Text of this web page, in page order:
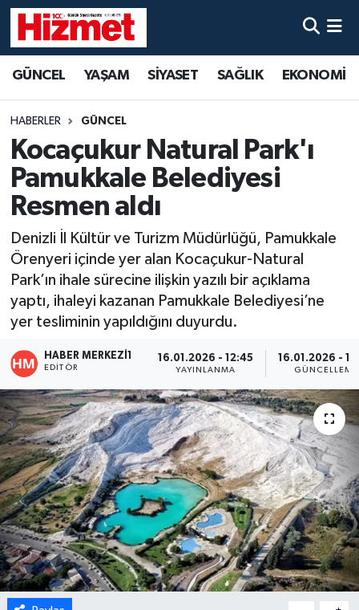
GÜNCEL YAŞAM SİYASET SAĞLIK EKONOMİ
HABERLER GÜNCEL
Kocaçukur Natural Park'ı
Pamukkale Belediyesi
Resmen aldı
Denizli İl Kültür ve Turizm Müdürlüğü, Pamukkale
Örenyeri içinde yer alan Kocaçukur-Natural
Park’ın ihale sürecine ilişkin yazılı bir açıklama
yaptı, ihaleyi kazanan Pamukkale Belediyesi’ne
yer tesliminin yapıldığını duyurdu.
HABER MERKEZI1
EDITÖR
16.01.2026 - 12:45
YAYINLANMA
16.01.2026 -
GÜNCELLEME
YAŞAM
SİYASET
SAĞLIK
KÜLTÜR SANAT
SPOR
ÖZEL HABER
DTO
RESMİ REKLAM
Denizli Hava Durumu
Denizli Trafik Yoğunluk Haritası
Süper Lig Puan Durumu ve Fikstür
Son Dakika Haberleri
Haber Arşivi